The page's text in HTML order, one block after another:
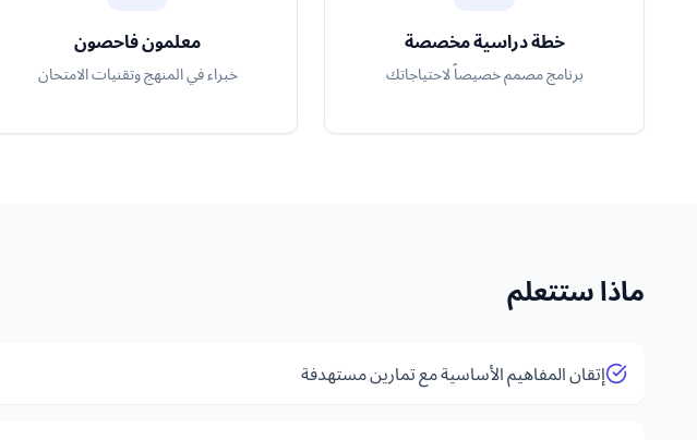
خطة دراسية مخصصة
برنامج مصمم خصيصاً لاحتياجاتك
معلمون فاحصون
خبراء في المنهج وتقنيات الامتحان
ماذا ستتعلم
إتقان المفاهيم الأساسية مع تمارين مستهدفة